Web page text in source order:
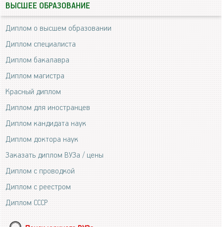
ВЫСШЕЕ ОБРАЗОВАНИЕ
Диплом о высшем образовании
Диплом специалиста
Диплом бакалавра
Диплом магистра
Красный диплом
Диплом для иностранцев
Диплом кандидата наук
Диплом доктора наук
Заказать диплом ВУЗа / цены
Диплом с проводкой
Диплом с реестром
Диплом СССР